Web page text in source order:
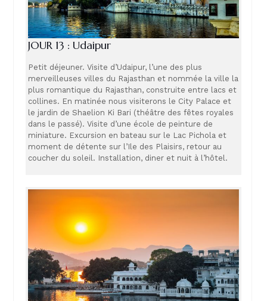
JOUR 13 : Udaipur
Petit déjeuner. Visite d’Udaipur, l’une des plus
merveilleuses villes du Rajasthan et nommée la ville la
plus romantique du Rajasthan, construite entre lacs et
collines. En matinée nous visiterons le City Palace et
le jardin de Shaelion Ki Bari (théâtre des fêtes royales
dans le passé). Visite d’une école de peinture de
miniature. Excursion en bateau sur le Lac Pichola et
moment de détente sur l’Ile des Plaisirs, retour au
coucher du soleil. Installation, diner et nuit à l’hôtel.